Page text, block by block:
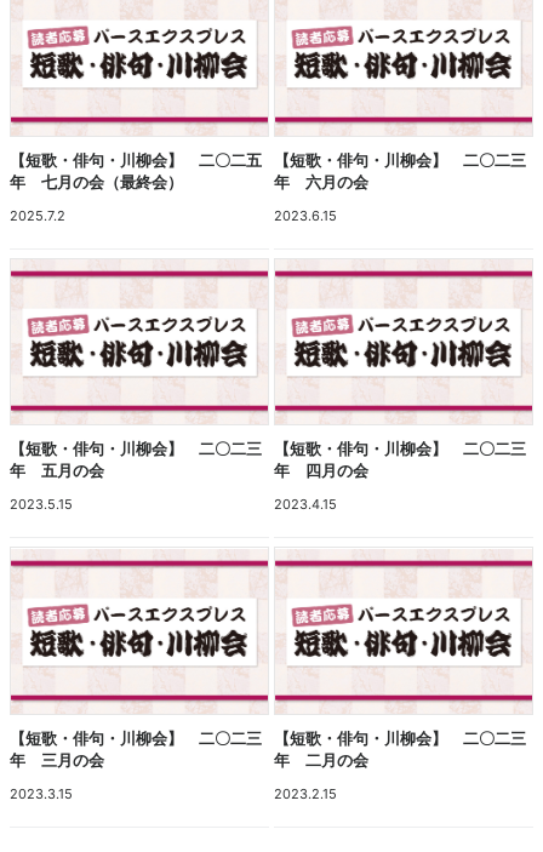
【短歌・俳句・川柳会】 二〇二五
年 七月の会（最終会）
2025.7.2
【短歌・俳句・川柳会】 二〇二三
年 六月の会
2023.6.15
【短歌・俳句・川柳会】 二〇二三
年 五月の会
2023.5.15
【短歌・俳句・川柳会】 二〇二三
年 四月の会
2023.4.15
【短歌・俳句・川柳会】 二〇二三
年 三月の会
2023.3.15
【短歌・俳句・川柳会】 二〇二三
年 二月の会
2023.2.15